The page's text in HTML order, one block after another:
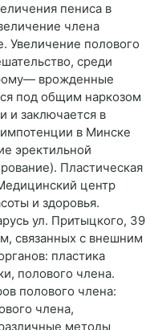
пениса в
члена
Увеличение полового
среди
врожденные
под общим наркозом
и заключается в
в Минске
эректильной
Пластическая
центр
и здоровья.
ул. Притыцкого, 39
связанных с внешним
пластика
полового члена.
полового члена:
члена,
методы